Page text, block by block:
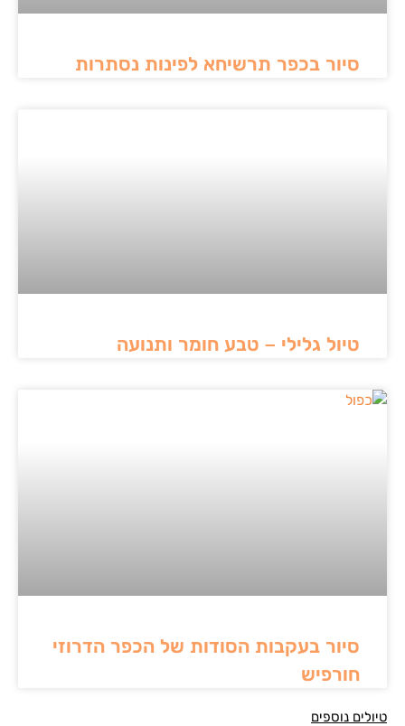
סיור בכפר תרשיחא לפינות נסתרות
טיול גלילי – טבע חומר ותנועה
סיור בעקבות הסודות של הכפר הדרוזי
חורפיש
טיולים נוספים